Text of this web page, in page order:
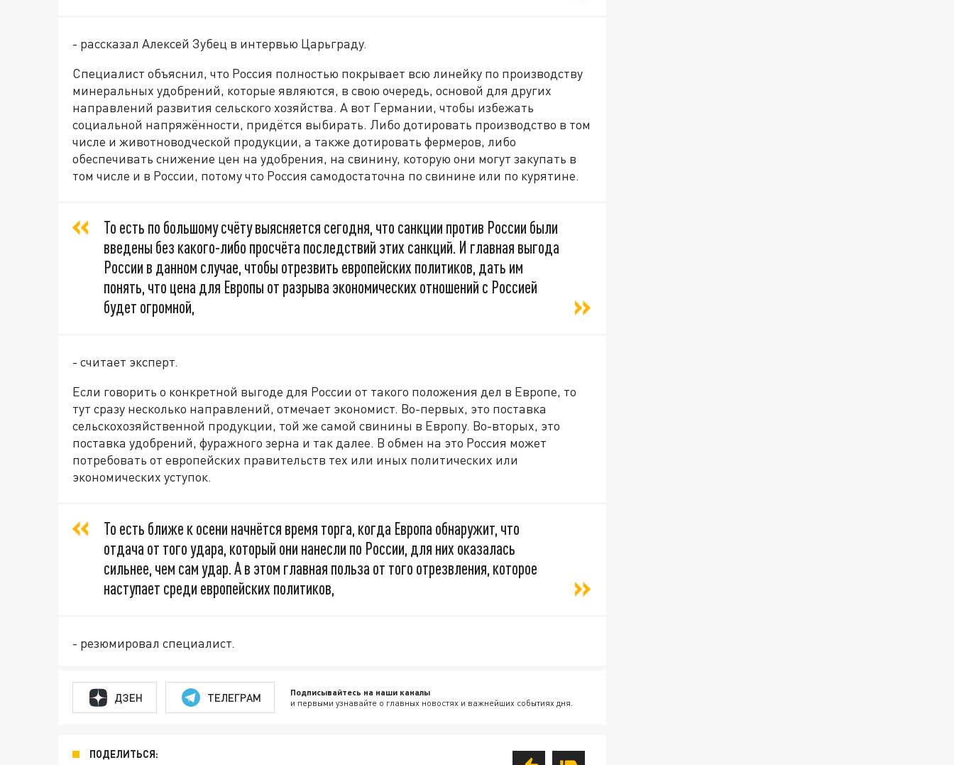
- рассказал Алексей Зубец в интервью Царьграду.
Специалист объяснил, что Россия полностью покрывает всю линейку по производству
минеральных удобрений, которые являются, в свою очередь, основой для других
направлений развития сельского хозяйства. А вот Германии, чтобы избежать
социальной напряжённости, придётся выбирать. Либо дотировать производство в том
числе и животноводческой продукции, а также дотировать фермеров, либо
обеспечивать снижение цен на удобрения, на свинину, которую они могут закупать в
том числе и в России, потому что Россия самодостаточна по свинине или по курятине.
То есть по большому счёту выясняется сегодня, что санкции против России были
введены без какого-либо просчёта последствий этих санкций. И главная выгода
России в данном случае, чтобы отрезвить европейских политиков, дать им
понять, что цена для Европы от разрыва экономических отношений с Россией
будет огромной,
- считает эксперт.
Если говорить о конкретной выгоде для России от такого положения дел в Европе, то
тут сразу несколько направлений, отмечает экономист. Во-первых, это поставка
сельскохозяйственной продукции, той же самой свинины в Европу. Во-вторых, это
поставка удобрений, фуражного зерна и так далее. В обмен на это Россия может
потребовать от европейских правительств тех или иных политических или
экономических уступок.
То есть ближе к осени начнётся время торга, когда Европа обнаружит, что
отдача от того удара, который они нанесли по России, для них оказалась
сильнее, чем сам удар. А в этом главная польза от того отрезвления, которое
наступает среди европейских политиков,
- резюмировал специалист.
ДЗЕН ТЕЛЕГРАМ Подписывайтесь на наши каналы
и первыми узнавайте о главных новостях и важнейших событиях дня.
ПОДЕЛИТЬСЯ: